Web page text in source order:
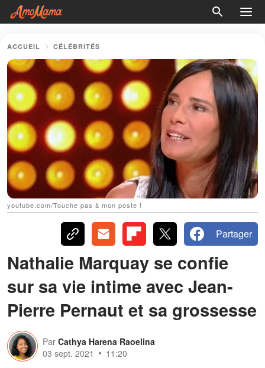
ACCUEIL CÉLÉBRITÉS
youtube.com/Touche pas à mon poste !
Partager
Nathalie Marquay se confie
sur sa vie intime avec Jean-
Pierre Pernaut et sa grossesse
Par Cathya Harena Raoelina
03 sept. 2021
11:20